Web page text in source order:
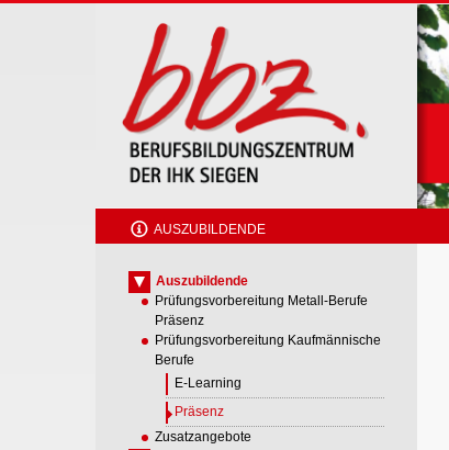
AUSZUBILDENDE
Auszubildende
Prüfungsvorbereitung Metall-Berufe
Präsenz
Prüfungsvorbereitung Kaufmännische
Berufe
E-Learning
Präsenz
Zusatzangebote